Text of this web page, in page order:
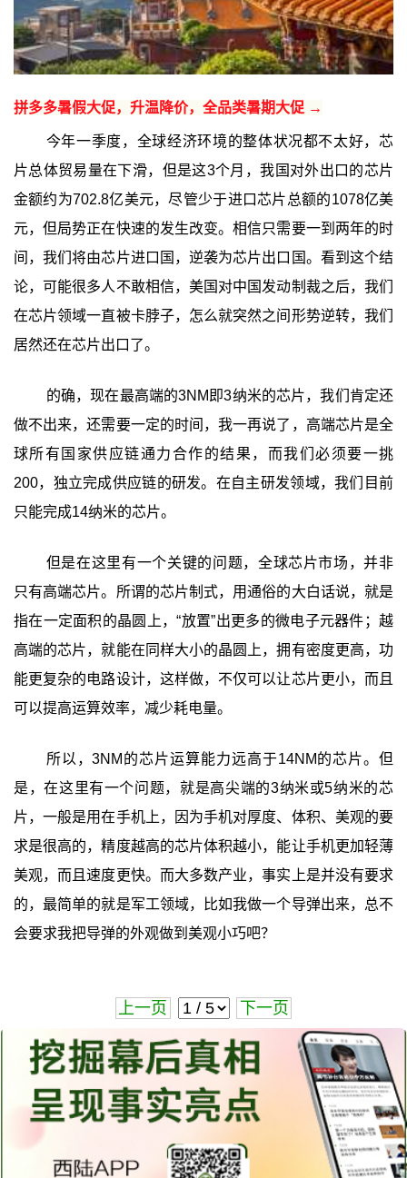
拼多多暑假大促，升温降价，全品类暑期大促 →
今年一季度，全球经济环境的整体状况都不太好，芯
片总体贸易量在下滑，但是这3个月，我国对外出口的芯片
金额约为702.8亿美元，尽管少于进口芯片总额的1078亿美
元，但局势正在快速的发生改变。相信只需要一到两年的时
间，我们将由芯片进口国，逆袭为芯片出口国。看到这个结
论，可能很多人不敢相信，美国对中国发动制裁之后，我们
在芯片领域一直被卡脖子，怎么就突然之间形势逆转，我们
居然还在芯片出口了。
的确，现在最高端的3NM即3纳米的芯片，我们肯定还
做不出来，还需要一定的时间，我一再说了，高端芯片是全
球所有国家供应链通力合作的结果，而我们必须要一挑
200，独立完成供应链的研发。在自主研发领域，我们目前
只能完成14纳米的芯片。
但是在这里有一个关键的问题，全球芯片市场，并非
只有高端芯片。所谓的芯片制式，用通俗的大白话说，就是
指在一定面积的晶圆上，“放置”出更多的微电子元器件；越
高端的芯片，就能在同样大小的晶圆上，拥有密度更高，功
能更复杂的电路设计，这样做，不仅可以让芯片更小，而且
可以提高运算效率，减少耗电量。
所以，3NM的芯片运算能力远高于14NM的芯片。但
是，在这里有一个问题，就是高尖端的3纳米或5纳米的芯
片，一般是用在手机上，因为手机对厚度、体积、美观的要
求是很高的，精度越高的芯片体积越小，能让手机更加轻薄
美观，而且速度更快。而大多数产业，事实上是并没有要求
的，最简单的就是军工领域，比如我做一个导弹出来，总不
会要求我把导弹的外观做到美观小巧吧？
上一页 下一页